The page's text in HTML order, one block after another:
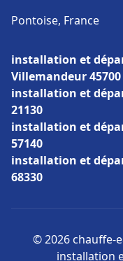
Pontoise, France
installation et
Villemandeur 45700
installation et
21130
installation et
57140
installation et
68330
© 2026 chauffe-
installation